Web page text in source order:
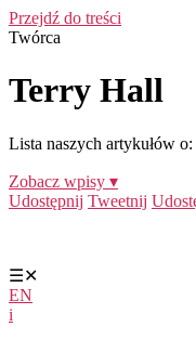
Przejdź do treści
Twórca
Terry Hall
Lista naszych artykułów
Zobacz wpisy ▾
Udostępnij Tweetnij
☰✕
EN
i